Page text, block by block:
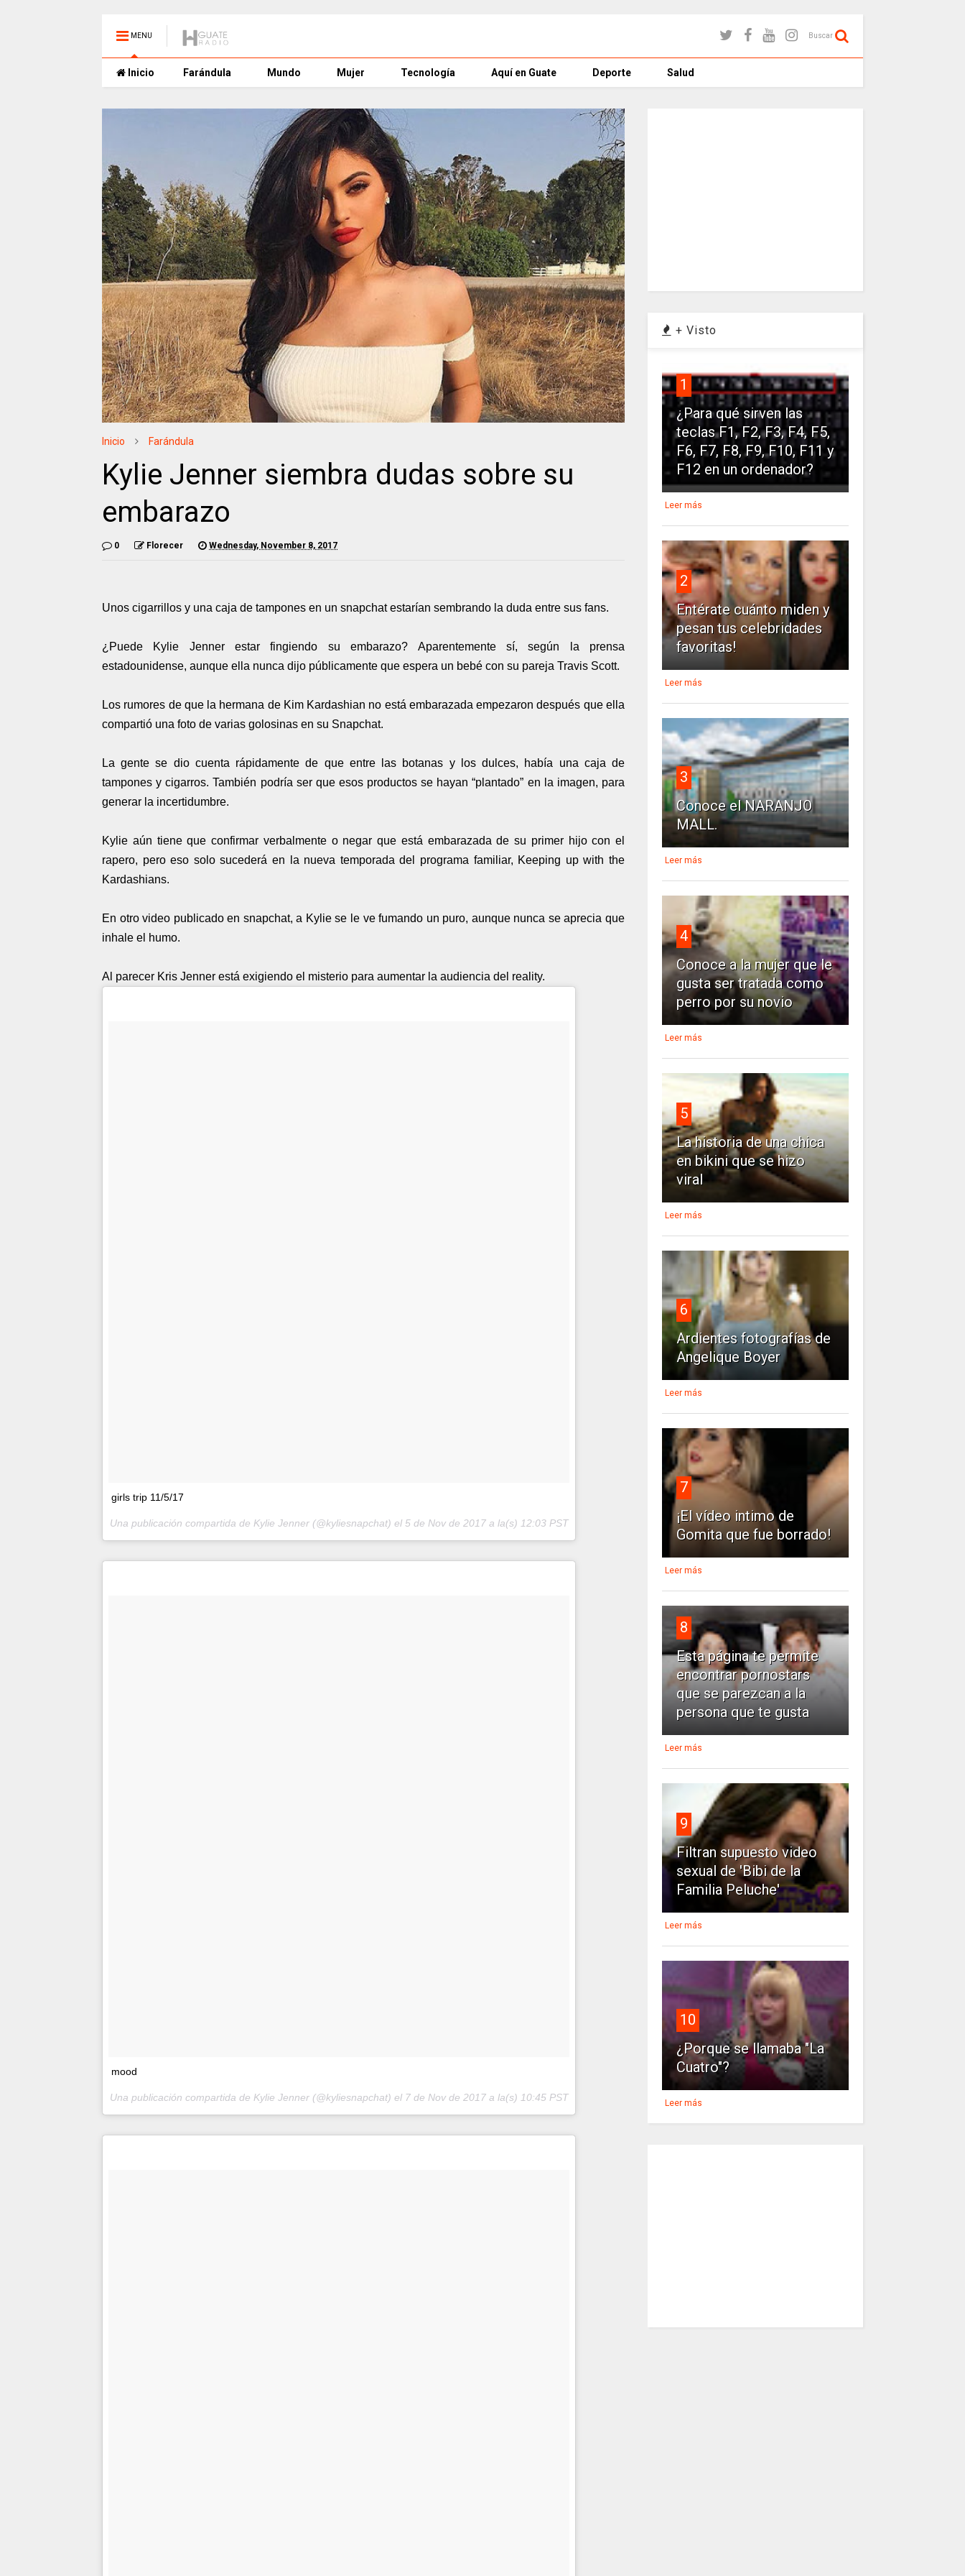
MENU Buscar
Inicio Farándula Mundo Mujer Tecnología Aquí en Guate Deporte Salud
Inicio Farándula
Kylie Jenner siembra dudas sobre su
embarazo
0 Florecer Wednesday, November 8, 2017
Unos cigarrillos y una caja de tampones en un snapchat estarían sembrando la duda entre sus fans.
¿Puede Kylie Jenner estar fingiendo su embarazo? Aparentemente sí, según la prensa
estadounidense, aunque ella nunca dijo públicamente que espera un bebé con su pareja Travis Scott.
Los rumores de que la hermana de Kim Kardashian no está embarazada empezaron después que ella
compartió una foto de varias golosinas en su Snapchat.
La gente se dio cuenta rápidamente de que entre las botanas y los dulces, había una caja de
tampones y cigarros. También podría ser que esos productos se hayan “plantado” en la imagen, para
generar la incertidumbre.
Kylie aún tiene que confirmar verbalmente o negar que está embarazada de su primer hijo con el
rapero, pero eso solo sucederá en la nueva temporada del programa familiar, Keeping up with the
Kardashians.
En otro video publicado en snapchat, a Kylie se le ve fumando un puro, aunque nunca se aprecia que
inhale el humo.
Al parecer Kris Jenner está exigiendo el misterio para aumentar la audiencia del reality.
girls trip 11/5/17
Una publicación compartida de Kylie Jenner (@kyliesnapchat) el 5 de Nov de 2017 a la(s) 12:03 PST
mood
Una publicación compartida de Kylie Jenner (@kyliesnapchat) el 7 de Nov de 2017 a la(s) 10:45 PST
+ Visto
1
¿Para qué sirven las
teclas F1, F2, F3, F4, F5,
F6, F7, F8, F9, F10, F11 y
F12 en un ordenador?
Leer más
2
Entérate cuánto miden y
pesan tus celebridades
favoritas!
Leer más
3
Conoce el NARANJO
MALL.
Leer más
4
Conoce a la mujer que le
gusta ser tratada como
perro por su novio
Leer más
5
La historia de una chica
en bikini que se hizo
viral
Leer más
6
Ardientes fotografías de
Angelique Boyer
Leer más
7
¡El vídeo intimo de
Gomita que fue borrado!
Leer más
8
Esta página te permite
encontrar pornostars
que se parezcan a la
persona que te gusta
Leer más
9
Filtran supuesto video
sexual de 'Bibi de la
Familia Peluche'
Leer más
10
¿Porque se llamaba "La
Cuatro"?
Leer más